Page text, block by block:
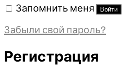
Запомнить меня Войти
Забыли свой пароль?
Регистрация